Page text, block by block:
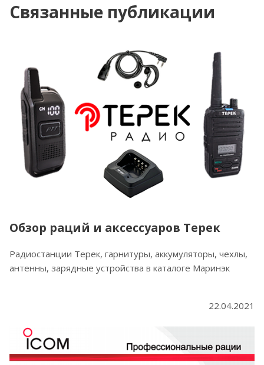
Связанные публикации
Обзор раций и аксессуаров Терек
Радиостанции Терек, гарнитуры, аккумуляторы, чехлы,
антенны, зарядные устройства в каталоге Маринэк
22.04.2021